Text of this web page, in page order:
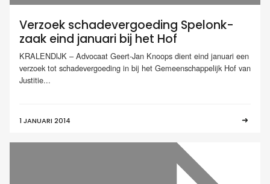
Verzoek schadevergoeding Spelonk-
zaak eind januari bij het Hof
KRALENDIJK – Advocaat Geert-Jan Knoops dient eind januari een
verzoek tot schadevergoeding in bij het Gemeenschappelijk Hof van
Justitie...
1 JANUARI 2014